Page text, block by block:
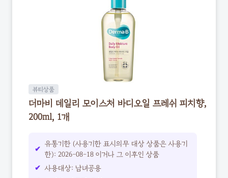
뷰티상품
더마비 데일리 모이스처 바디오일 프레쉬 피치향,
200ml, 1개
유통기한 (사용기한 표시의무 대상 상품은 사용기
한): 2026-08-18 이거나 그 이후인 상품
사용대상: 남녀공용